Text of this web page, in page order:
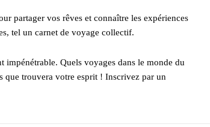
partager vos rêves et connaître les expériences
tel un carnet de voyage collectif.
impénétrable. Quels voyages dans le monde du
que trouvera votre esprit ! Inscrivez par un